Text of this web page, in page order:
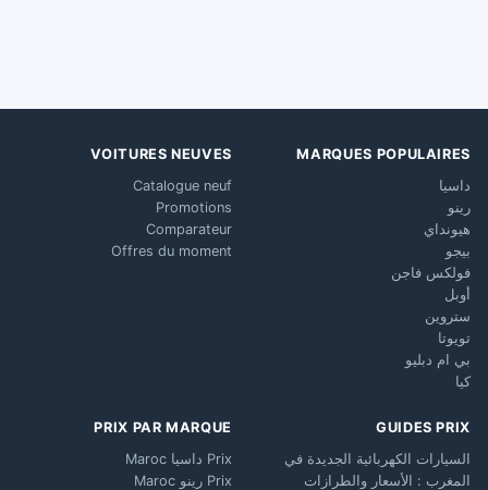
MARQUES POPULAIRES
داسيا
رينو
هيونداي
بيجو
فولكس فاجن
أوبل
ستروين
تويوتا
بي ام دبليو
كيا
VOITURES NEUVES
Catalogue neuf
Promotions
Comparateur
Offres du moment
GUIDES PRIX
السيارات الكهربائية الجديدة في
المغرب : الأسعار والطرازات
PRIX PAR MARQUE
Prix داسيا Maroc
Prix رينو Maroc